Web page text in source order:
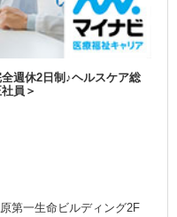
週休2日制♪ヘルスケア総
員＞
第一生命ビルディング2F